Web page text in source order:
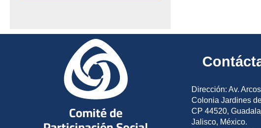
Dirección: Av.
Colonia Jardines
CP 44520,
Jalisco, México.